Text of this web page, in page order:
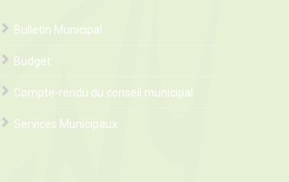
Bulletin Municipal
Budget
Compte-rendu du conseil municipal
Services Municipaux